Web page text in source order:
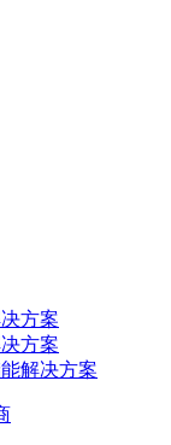
方案
方案
解决方案